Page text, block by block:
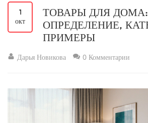
1
окт
ТОВАРЫ ДЛЯ ДОМА:
ОПРЕДЕЛЕНИЕ,
ПРИМЕРЫ
Дарья Новикова 0 Комментарии